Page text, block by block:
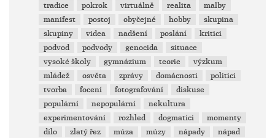
tradice
pokrok virtuálně realita
malby
manifest
postoj obyčejné hobby
skupina
skupiny
videa nadšení poslání
kritici
podvod
podvody genocida
situace
vysoké školy
gymnázium teorie
výzkum
mládež
osvěta zprávy domácnosti
politici
tvorba
focení fotografování
diskuse
populární
nepopulární
nekultura
experimentování
rozhled dogmatici
momenty
dílo
zlatý řez múza múzy nápady
nápad